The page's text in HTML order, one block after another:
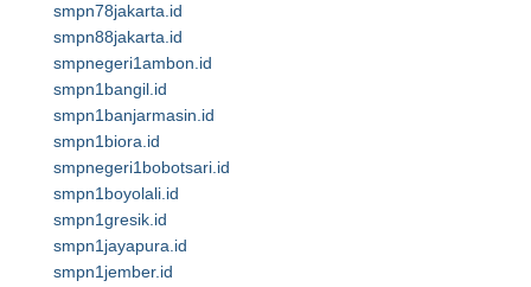
smpn78jakarta.id
smpn88jakarta.id
smpnegeri1ambon.id
smpn1bangil.id
smpn1banjarmasin.id
smpn1biora.id
smpnegeri1bobotsari.id
smpn1boyolali.id
smpn1gresik.id
smpn1jayapura.id
smpn1jember.id